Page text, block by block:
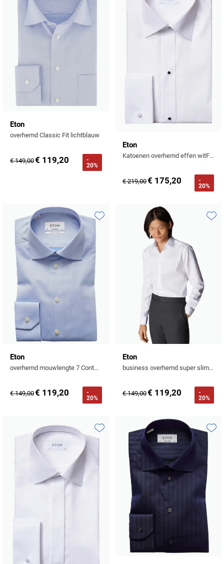
Eton
overhemd Classic Fit lichtblauw
€ 149,00€ 119,20
-
20%
Eton
Katoenen overhemd effen witFrench Cuff
€ 219,00€ 175,20
-
20%
Eton
overhemd mouwlengte 7 Contemporary Fit lichtblauw effen katoen
€ 149,00€ 119,20
-
20%
Toevoegen aan favorieten
Eton
business overhemd super slim fit wit Signature Twill effen
€ 149,00€ 119,20
-
20%
Toevoegen aan favorieten